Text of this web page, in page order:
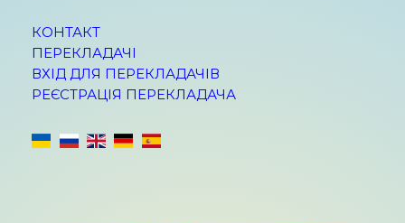
КОНТАКТ
ПЕРЕКЛАДАЧІ
ВХІД ДЛЯ ПЕРЕКЛАДАЧІВ
РЕЄСТРАЦІЯ ПЕРЕКЛАДАЧА